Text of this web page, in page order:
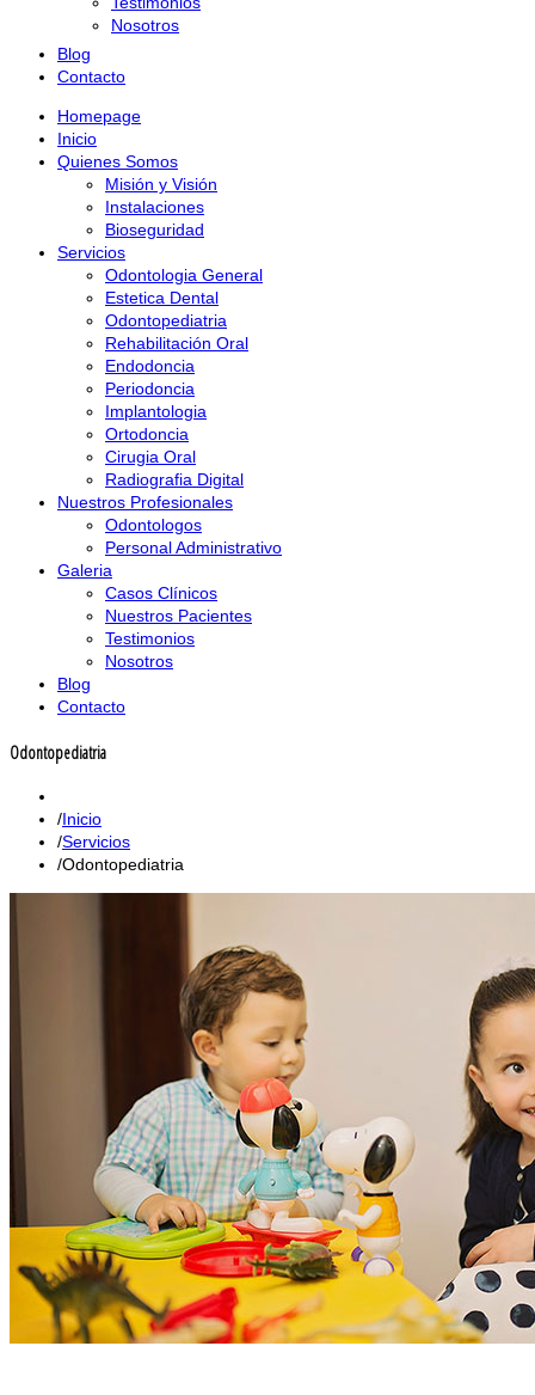
Nosotros
Blog
Contacto
Homepage
Inicio
Quienes Somos
Misión y Visión
Instalaciones
Bioseguridad
Servicios
Odontologia General
Estetica Dental
Odontopediatria
Rehabilitación Oral
Endodoncia
Periodoncia
Implantologia
Ortodoncia
Cirugia Oral
Radiografia Digital
Nuestros Profesionales
Odontologos
Personal Administrativo
Galeria
Casos Clínicos
Nuestros Pacientes
Testimonios
Nosotros
Blog
Contacto
Odontopediatria
Inicio
Servicios
Odontopediatria